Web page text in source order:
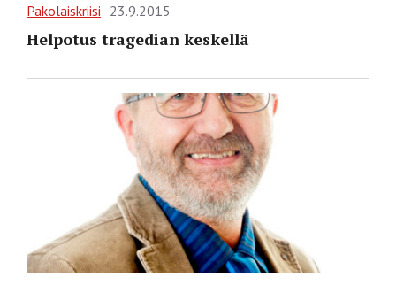
Pakolaiskriisi 23.9.2015
Helpotus tragedian keskellä